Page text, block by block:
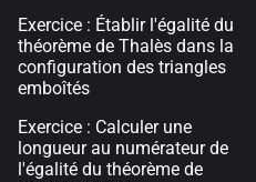
Exercice : Établir l'égalité du
théorème de Thalès dans la
configuration des triangles
emboîtés
Exercice : Calculer une
longueur au numérateur de
l'égalité du théorème de